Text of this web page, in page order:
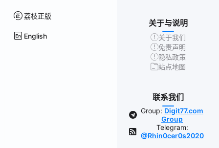
荔枝正版
English
关于与说明
关于我们
免责声明
隐私政策
站点地图
联系我们
Group: Digit77.com
Group
Telegram:
@Rhin0cer0s2020